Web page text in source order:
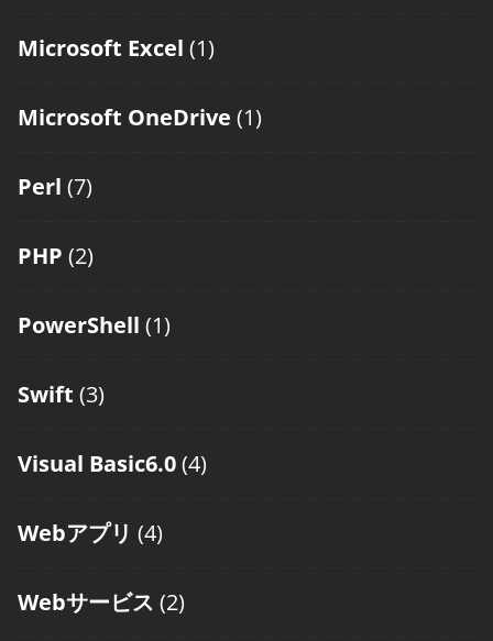
Microsoft Excel (1)
Microsoft OneDrive (1)
Perl (7)
PHP (2)
PowerShell (1)
Swift (3)
Visual Basic6.0(4)
Webアプリ (4)
Webサービス (2)